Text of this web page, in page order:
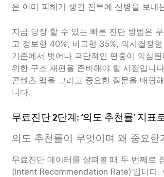
은 이미 피해가 생긴 전투에 신병을 보내
지금 당장 할 수 있는 빠른 진단 방법은
고 정보형 40%, 비교형 35%, 의사결정
기준에서 벗어나 극단적인 편중이 의심
위한 구조 재편을 준비해야 할 시점입니
콘텐츠 맵을 그리고 중요한 질문을 매핑
니다.
무료진단 2단계: ‘의도 추천률’ 지
의도 추천률이 무엇이며 왜 중요한
무료진단 데이터를 살펴볼 때 두 번째로
(Intent Recommendation Rate)’입니다.